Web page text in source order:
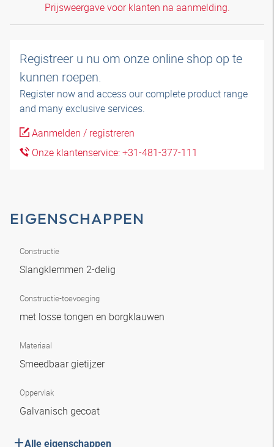
Prijsweergave voor klanten na aanmelding.
Registreer u nu om onze online shop op te
kunnen roepen.
Register now and access our complete product range
and many exclusive services.
Aanmelden / registreren
Onze klantenservice: +31-481-377-111
EIGENSCHAPPEN
Constructie
Slangklemmen 2-delig
Constructie-toevoeging
met losse tongen en borgklauwen
Materiaal
Smeedbaar gietijzer
Oppervlak
Galvanisch gecoat
Alle eigenschappen